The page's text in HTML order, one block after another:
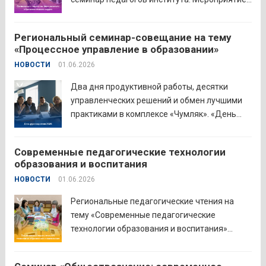
делегата. Открывая встречу, заместитель
руководителя Управления образования
Притобольного муниципального округа
Наталья Сергеевна Иванова подчеркнула
важность очных практических встреч для...
Региональный семинар-совещание на тему
«Процессное управление в образовании»
НОВОСТИ 01.06.2026
Два дня продуктивной работы, десятки
управленческих решений и обмен лучшими
практиками в комплексе «Чумляк». «День
управления образованием для обсуждения
ключевых задач и развития системы
образования региона. Заместитель
губернатора по социальной политике
Наталья...
Современные педагогические технологии
образования и воспитания
НОВОСТИ 01.06.2026
Региональные педагогические чтения на
тему «Современные педагогические
технологии образования и воспитания»